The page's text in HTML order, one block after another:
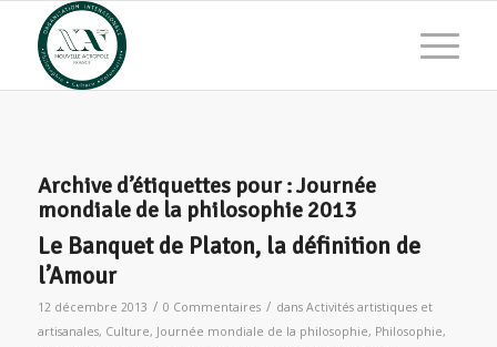
Archive d’étiquettes pour :Journée
mondiale de la philosophie 2013
Le Banquet de Platon, la définition de
l’Amour
12 décembre 2013 / 0 Commentaires / dans Activités artistiques et
artisanales, Culture, Journée mondiale de la philosophie, Philosophie,